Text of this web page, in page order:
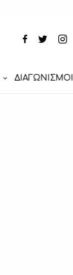
ΔΙΑΓΩΝΙΣΜΟΙ